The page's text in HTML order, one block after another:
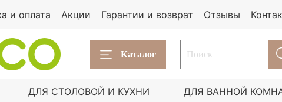
и оплата Акции Гарантии и возврат Отзывы
Каталог
ДЛЯ СТОЛОВОЙ И КУХНИ ДЛЯ ВАННОЙ